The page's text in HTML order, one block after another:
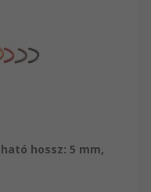
hossz: 5 mm,